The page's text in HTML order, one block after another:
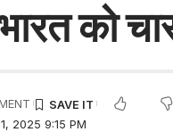
को
2025 9:15 PM